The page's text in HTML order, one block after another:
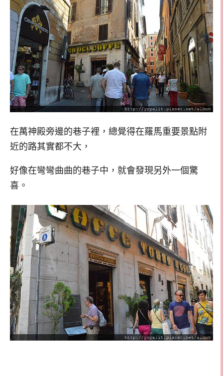
在萬神殿旁邊的巷子裡，總覺得在羅馬重要景點附
近的路其實都不大，
好像在彎彎曲曲的巷子中，就會發現另外一個驚
喜。